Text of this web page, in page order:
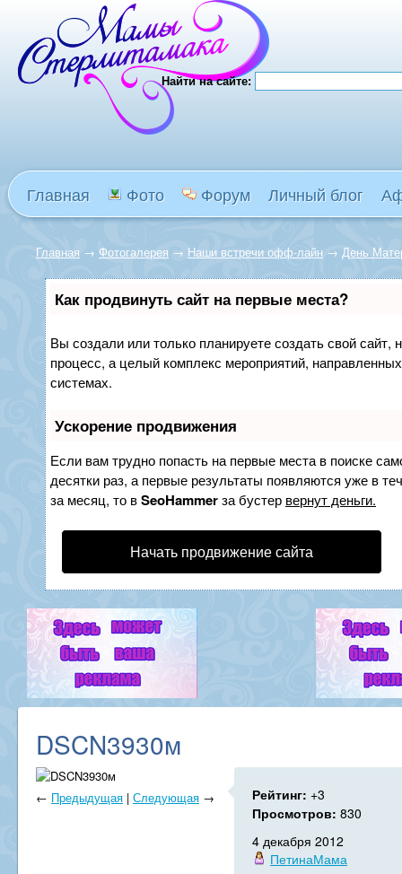
Найти на сайте:
Главная Фото Форум Личный блог
Главная → Фотогалерея → Наши встречи офф-лайн → День
Как продвинуть сайт на первые места?
Вы создали или только планируете создать свой сайт,
процесс, а целый комплекс мероприятий,
системах.
Ускорение продвижения
Если вам трудно попасть на первые места в поиске
десятки раз, а первые результаты появляются уже в
за месяц, то вSeoHammerза бустер вернут деньги.
Начать продвижение сайта
DSCN3930м
← Предыдущая | Следующая → Рейтинг: +3
Просмотров: 830
4 декабря 2012
ПетинаМама